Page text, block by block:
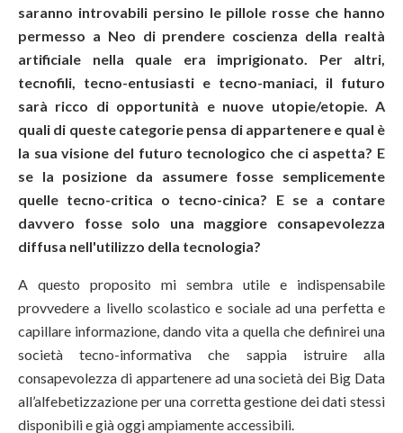
saranno introvabili persino le pillole rosse che hanno
permesso a Neo di prendere coscienza della realtà
artificiale nella quale era imprigionato. Per altri,
tecnofili, tecno-entusiasti e tecno-maniaci, il futuro
sarà ricco di opportunità e nuove utopie/etopie. A
quali di queste categorie pensa di appartenere e qual è
la sua visione del futuro tecnologico che ci aspetta? E
se la posizione da assumere fosse semplicemente
quelle tecno-critica o tecno-cinica? E se a contare
davvero fosse solo una maggiore consapevolezza
diffusa nell'utilizzo della tecnologia?
A questo proposito mi sembra utile e indispensabile
provvedere a livello scolastico e sociale ad una perfetta e
capillare informazione, dando vita a quella che definirei una
società tecno-informativa che sappia istruire alla
consapevolezza di appartenere ad una società dei Big Data
all’alfebetizzazione per una corretta gestione dei dati stessi
disponibili e già oggi ampiamente accessibili.